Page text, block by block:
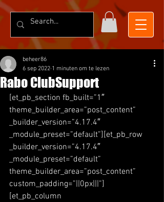
Rabo ClubSupport
beheer86
6 sep 2022 1 minuten om te lezen
[et_pb_section fb_built=”1″
theme_builder_area=”post_content”
_builder_version=”4.17.4″
_module_preset=”default”][et_pb_row
_builder_version=”4.17.4″
_module_preset=”default”
theme_builder_area=”post_content”
custom_padding=”||0px|||”]
[et_pb_column